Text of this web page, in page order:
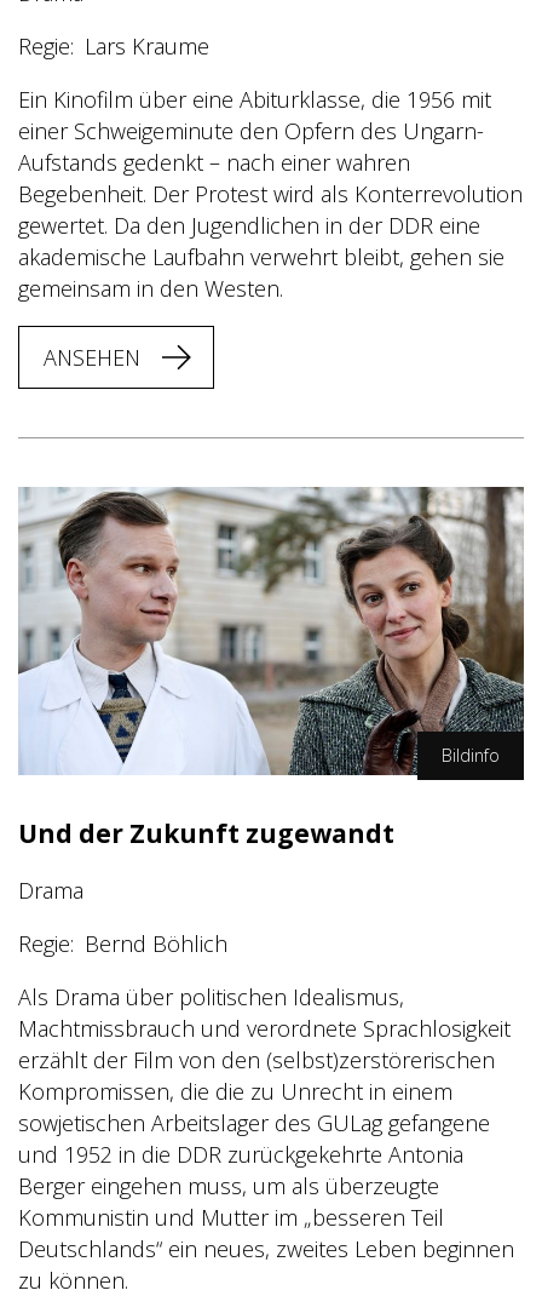
Regie
Lars Kraume
Ein Kinofilm über eine Abiturklasse, die 1956 mit
einer Schweigeminute den Opfern des Ungarn-
Aufstands gedenkt – nach einer wahren
Begebenheit. Der Protest wird als Konterrevolution
gewertet. Da den Jugendlichen in der DDR eine
akademische Laufbahn verwehrt bleibt, gehen sie
gemeinsam in den Westen.
ANSEHEN
Bildinfo
Und der Zukunft zugewandt
Drama
Regie
Bernd Böhlich
Als Drama über politischen Idealismus,
Machtmissbrauch und verordnete Sprachlosigkeit
erzählt der Film von den (selbst)zerstörerischen
Kompromissen, die die zu Unrecht in einem
sowjetischen Arbeitslager des GULag gefangene
und 1952 in die DDR zurückgekehrte Antonia
Berger eingehen muss, um als überzeugte
Kommunistin und Mutter im „besseren Teil
Deutschlands“ ein neues, zweites Leben beginnen
zu können.